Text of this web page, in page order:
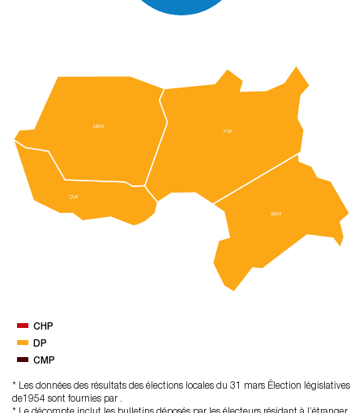
ÇUK
MER
ŞEM
YÜK
CHP
DP
CMP
* Les données des résultats des élections locales du 31 mars Élection législatives
de1954 sont fournies par .